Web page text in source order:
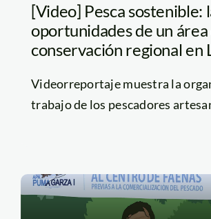
[Video] Pesca sostenible:
oportunidades de un área
conservación regional en
Videorreportaje muestra la
trabajo de los pescadores